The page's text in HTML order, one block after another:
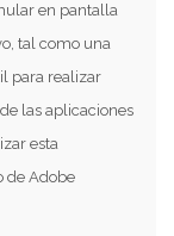
en pantalla
tal como una
para realizar
las aplicaciones
esta
de Adobe